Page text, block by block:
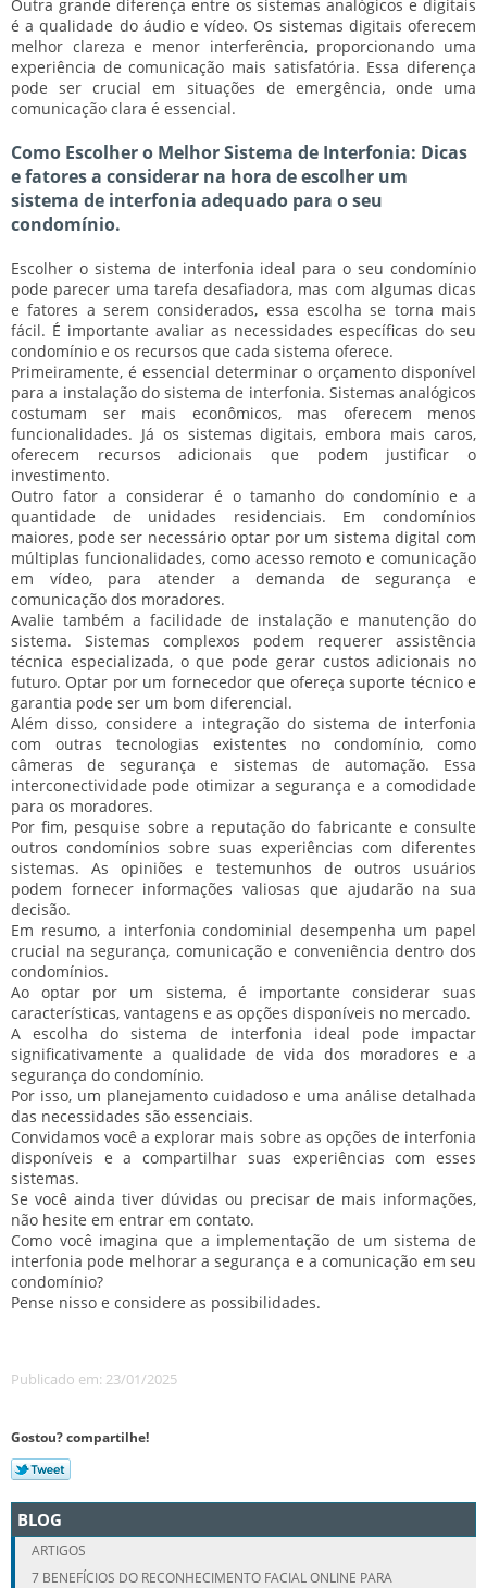
Outra grande diferença entre os sistemas analógicos e digitais
é a qualidade do áudio e vídeo. Os sistemas digitais oferecem
melhor clareza e menor interferência, proporcionando uma
experiência de comunicação mais satisfatória. Essa diferença
pode ser crucial em situações de emergência, onde uma
comunicação clara é essencial.
Como Escolher o Melhor Sistema de Interfonia: Dicas
e fatores a considerar na hora de escolher um
sistema de interfonia adequado para o seu
condomínio.
Escolher o sistema de interfonia ideal para o seu condomínio
pode parecer uma tarefa desafiadora, mas com algumas dicas
e fatores a serem considerados, essa escolha se torna mais
fácil. É importante avaliar as necessidades específicas do seu
condomínio e os recursos que cada sistema oferece.
Primeiramente, é essencial determinar o orçamento disponível
para a instalação do sistema de interfonia. Sistemas analógicos
costumam ser mais econômicos, mas oferecem menos
funcionalidades. Já os sistemas digitais, embora mais caros,
oferecem recursos adicionais que podem justificar o
investimento.
Outro fatora considerar é o tamanho do condomínio e a
quantidade de unidades residenciais. Em condomínios
maiores, pode ser necessário optar por um sistema digital com
múltiplas funcionalidades, como acesso remoto e comunicação
em vídeo, para atender a demanda de segurança e
comunicação dos moradores.
Avalie também a facilidade de instalação e manutenção do
sistema. Sistemas complexos podem requerer assistência
técnica especializada, o que pode gerar custos adicionais no
futuro. Optar por um fornecedor que ofereça suporte técnico e
garantia pode ser um bom diferencial.
Além disso, considere a integração do sistema de interfonia
com outras tecnologias existentes no condomínio, como
câmeras de segurança e sistemas de automação. Essa
interconectividade pode otimizar a segurança e a comodidade
para os moradores.
Por fim, pesquise sobre a reputação do fabricante e consulte
outros condomínios sobre suas experiências com diferentes
sistemas. As opiniões e testemunhos de outros usuários
podem fornecer informações valiosas que ajudarão na sua
decisão.
Em resumo, a interfonia condominial desempenha um papel
crucial na segurança, comunicação e conveniência dentro dos
condomínios.
Ao optar por um sistema, é importante considerar suas
características, vantagens e as opções disponíveis no mercado.
A escolha do sistema de interfonia ideal pode impactar
significativamente a qualidade de vida dos moradores e a
segurança do condomínio.
Por isso, um planejamento cuidadoso e uma análise detalhada
das necessidades são essenciais.
Convidamos você a explorar mais sobre as opções de interfonia
disponíveis e a compartilhar suas experiências com esses
sistemas.
Se você ainda tiver dúvidas ou precisar de mais informações,
não hesite em entrar em contato.
Como você imagina que a implementação de um sistema de
interfonia pode melhorar a segurança e a comunicação em seu
condomínio?
Pense nisso e considere as possibilidades.
Publicado em: 23/01/2025
Gostou? compartilhe!
BLOG
ARTIGOS
7 BENEFÍCIOS DO RECONHECIMENTO FACIAL ONLINE PARA